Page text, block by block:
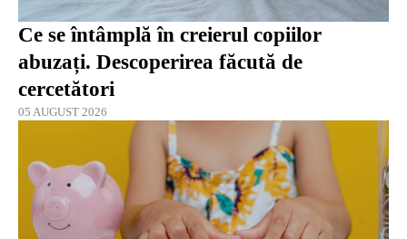
Ce se întâmplă în creierul copiilor
abuzați. Descoperirea făcută de
cercetători
05 AUGUST 2026